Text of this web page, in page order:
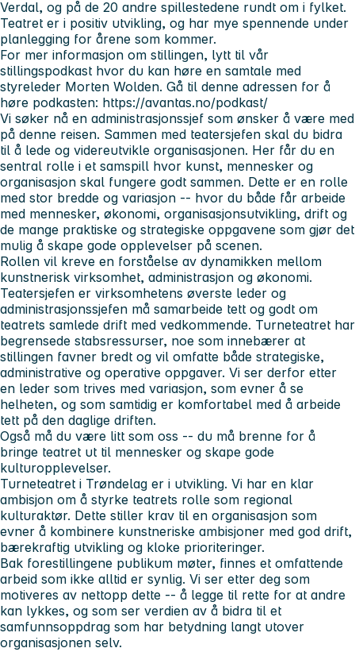
Verdal, og på de 20 andre spillestedene rundt om i fylket.
Teatret er i positiv utvikling, og har mye spennende under
planlegging for årene som kommer.
For mer informasjon om stillingen, lytt til vår
stillingspodkast hvor du kan høre en samtale med
styreleder Morten Wolden. Gå til denne adressen for å
høre podkasten: https://avantas.no/podkast/
Vi søker nå en administrasjonssjef som ønsker å være med
på denne reisen. Sammen med teatersjefen skal du bidra
til å lede og videreutvikle organisasjonen. Her får du en
sentral rolle i et samspill hvor kunst, mennesker og
organisasjon skal fungere godt sammen. Dette er en rolle
med stor bredde og variasjon -- hvor du både får arbeide
med mennesker, økonomi, organisasjonsutvikling, drift og
de mange praktiske og strategiske oppgavene som gjør det
mulig å skape gode opplevelser på scenen.
Rollen vil kreve en forståelse av dynamikken mellom
kunstnerisk virksomhet, administrasjon og økonomi.
Teatersjefen er virksomhetens øverste leder og
administrasjonssjefen må samarbeide tett og godt om
teatrets samlede drift med vedkommende. Turneteatret har
begrensede stabsressurser, noe som innebærer at
stillingen favner bredt og vil omfatte både strategiske,
administrative og operative oppgaver. Vi ser derfor etter
en leder som trives med variasjon, som evner å se
helheten, og som samtidig er komfortabel med å arbeide
tett på den daglige driften.
Også må du være litt som oss -- du må brenne for å
bringe teatret ut til mennesker og skape gode
kulturopplevelser.
Turneteatret i Trøndelag er i utvikling. Vi har en klar
ambisjon om å styrke teatrets rolle som regional
kulturaktør. Dette stiller krav til en organisasjon som
evner å kombinere kunstneriske ambisjoner med god drift,
bærekraftig utvikling og kloke prioriteringer.
Bak forestillingene publikum møter, finnes et omfattende
arbeid som ikke alltid er synlig. Vi ser etter deg som
motiveres av nettopp dette -- å legge til rette for at andre
kan lykkes, og som ser verdien av å bidra til et
samfunnsoppdrag som har betydning langt utover
organisasjonen selv.